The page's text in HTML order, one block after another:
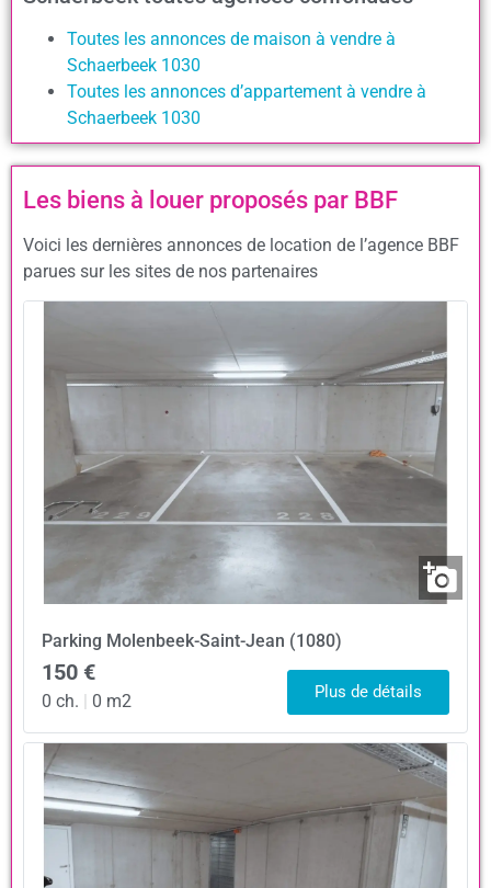
Toutes les annonces de maison à vendre à
Schaerbeek 1030
Toutes les annonces d’appartement à vendre à
Schaerbeek 1030
Les biens à louer proposés par BBF
Voici les dernières annonces de location de l’agence BBF
parues sur les sites de nos partenaires
Parking Molenbeek-Saint-Jean (1080)
150 €
0 ch. 0 m2 Plus de détails